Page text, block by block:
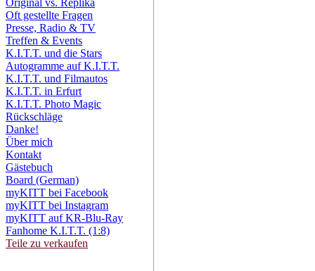
Original vs. Replika
Oft gestellte Fragen
Presse, Radio & TV
Treffen & Events
K.I.T.T. und die Stars
Autogramme auf K.I.T.T.
K.I.T.T. und Filmautos
K.I.T.T. in Erfurt
K.I.T.T. Photo Magic
Rückschläge
Danke!
Über mich
Kontakt
Gästebuch
Board (German)
myKITT bei Facebook
myKITT bei Instagram
myKITT auf KR-Blu-Ray
Fanhome K.I.T.T. (1:8)
Teile zu verkaufen